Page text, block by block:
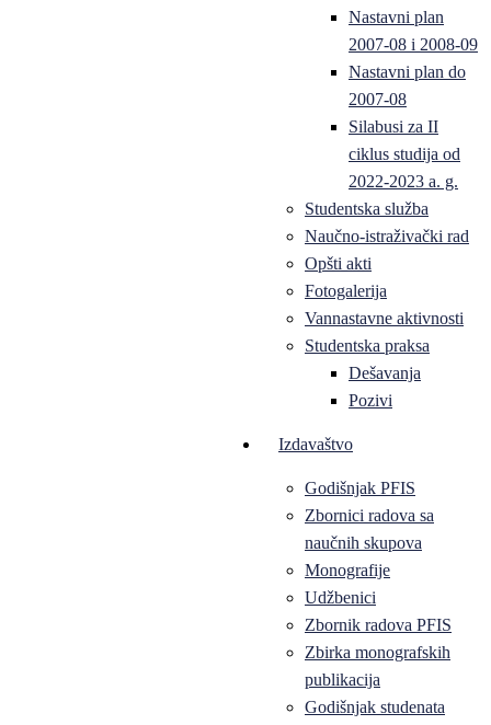
Nastavni plan
2007-08 i 2008-09
Nastavni plan do
2007-08
Silabusi za II
ciklus studija od
2022-2023 a. g.
Studentska služba
Naučno-istraživački rad
Opšti akti
Fotogalerija
Vannastavne aktivnosti
Studentska praksa
Dešavanja
Pozivi
Izdavaštvo
Godišnjak PFIS
Zbornici radova sa
naučnih skupova
Monografije
Udžbenici
Zbornik radova PFIS
Zbirka monografskih
publikacija
Godišnjak studenata